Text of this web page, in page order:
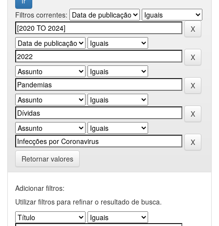
Filtros correntes:
Retornar valores
Adicionar filtros:
Utilizar filtros para refinar o resultado de busca.